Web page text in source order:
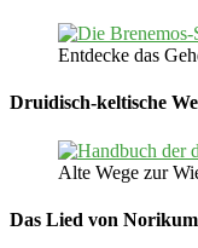
Entdecke das
Druidisch-keltische
Alte Wege zur
Das Lied von Norikum